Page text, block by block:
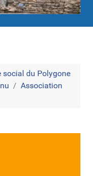
social du Polygone
Association